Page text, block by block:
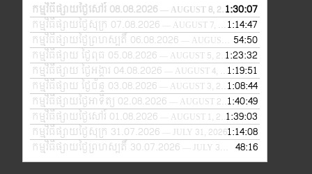
កម្មវិធីផ្សាយថ្ងៃសៅរ៍ 08.08.2026— AUGUST 8, 2026 1:30:07
កម្មវិធីផ្សាយថ្ងៃសុក្រ 07.08.2026
— AUGUST 7, 2026
1:14:47
កម្មវិធីផ្សាយថ្ងៃព្រហស្បតិ៍ 06.08.2026
— AUGUST 6, 2026
54:50
កម្មវិធីផ្សាយ ថ្ងៃពុធ 05.08.2026
— AUGUST 5, 2026 1:23:32
កម្មវិធីផ្សាយ ថ្ងៃអង្គារ 04.08.2026
— AUGUST 4, 2026
1:19:51
កម្មវិធីផ្សាយ ថ្ងៃច័ន្ទ 03.08.2026
— AUGUST 3, 2026 1:08:44
កម្មវិធីផ្សាយថ្ងៃអាទិត្យ 02.08.2026
— AUGUST 2, 2026 1:40:49
កម្មវិធីផ្សាយថ្ងៃសៅរ៍ 01.08.2026
— AUGUST 1, 2026 1:39:03
កម្មវិធីផ្សាយថ្ងៃសុក្រ 31.07.2026
— JULY 31, 20261:14:08
កម្មវិធីផ្សាយថ្ងៃព្រហស្បតិ៍ 30.07.2026
— JULY 30, 2026 48:16